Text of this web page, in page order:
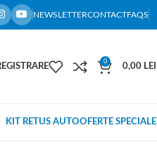
NEWSLETTERCONTACTFAQS
0
0,00 LEI
KIT RETUS AUTOOFERTE SPECIALE